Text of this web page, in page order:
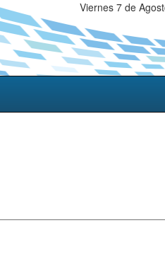
Viernes 7 de